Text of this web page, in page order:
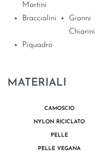
Martini
Braccialini
Gianni
Chiarini
Piquadro
MATERIALI
CAMOSCIO
NYLON RICICLATO
PELLE
PELLE VEGANA